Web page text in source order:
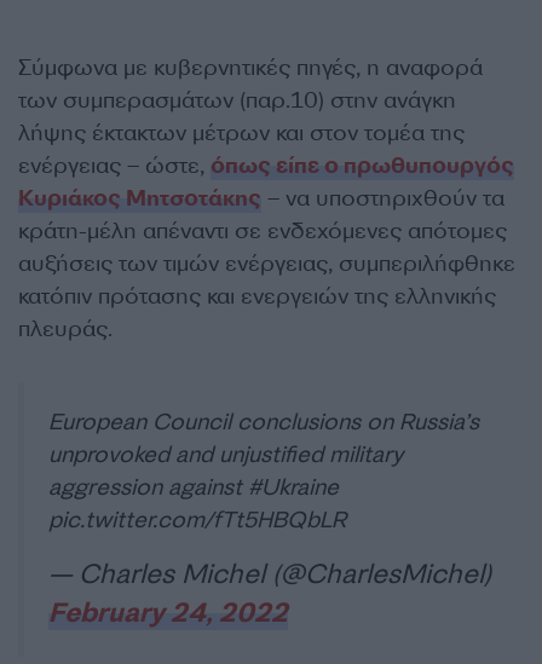
Σύμφωνα με κυβερνητικές πηγές, η αναφορά
των συμπερασμάτων (παρ.10) στην ανάγκη
λήψης έκτακτων μέτρων και στον τομέα της
ενέργειας – ώστε, όπως είπε ο πρωθυπουργός
Κυριάκος Μητσοτάκης – να υποστηριχθούν τα
κράτη-μέλη απέναντι σε ενδεχόμενες απότομες
αυξήσεις των τιμών ενέργειας, συμπεριλήφθηκε
κατόπιν πρότασης και ενεργειών της ελληνικής
πλευράς.
European Council conclusions on Russia’s
unprovoked and unjustified military
aggression against #Ukraine
pic.twitter.com/fTt5HBQbLR
— Charles Michel (@CharlesMichel)
February 24, 2022